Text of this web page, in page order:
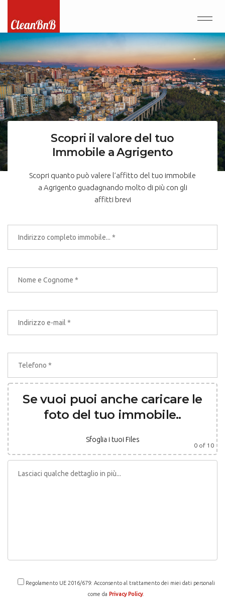
Scopri il valore del tuo
Immobile a Agrigento
Scopri quanto può valere l’affitto del tuo immobile
a Agrigento guadagnando molto di più con gli
affitti brevi
Se vuoi puoi anche caricare le
foto del tuo immobile..
Sfoglia i tuoi Files
0 of 10
Regolamento UE 2016/679: Acconsento al trattamento dei miei dati personali
come da Privacy Policy.